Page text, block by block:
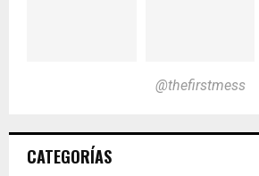
@thefirstmess
CATEGORÍAS